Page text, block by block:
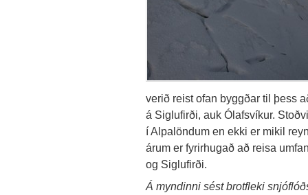
verið reist ofan byggðar til þess
á Siglufirði, auk Ólafsvíkur.
í Alpalöndum en ekki er mikil
árum er fyrirhugað að reisa
og Siglufirði.
Á myndinni sést brotfleki